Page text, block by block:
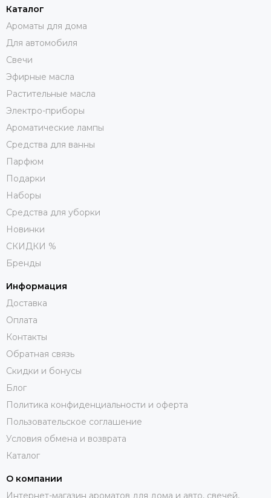
Каталог
Ароматы для дома
Для автомобиля
Свечи
Эфирные масла
Растительные масла
Электро-приборы
Ароматические лампы
Средства для ванны
Парфюм
Подарки
Наборы
Средства для уборки
Новинки
СКИДКИ %
Бренды
Информация
Доставка
Оплата
Контакты
Обратная связь
Скидки и бонусы
Блог
Политика конфиденциальности и оферта
Пользовательское соглашение
Условия обмена и возврата
Каталог
О компании
Интернет-магазин ароматов для дома и авто, свечей,